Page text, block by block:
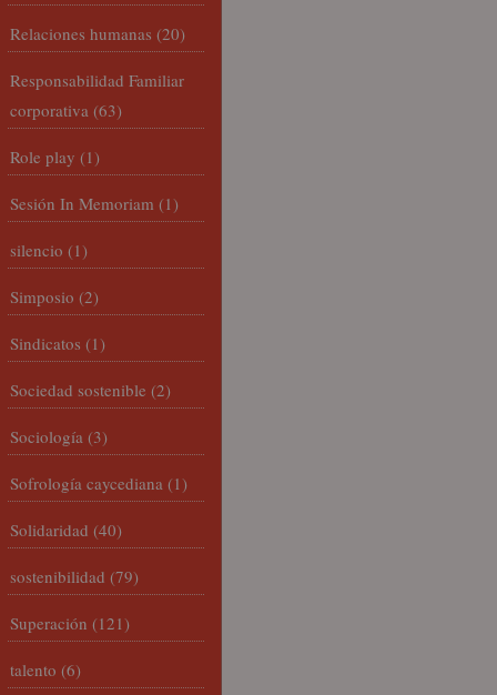
Relaciones humanas (20)
Responsabilidad Familiar
corporativa (63)
Role play (1)
Sesión In Memoriam (1)
silencio (1)
Simposio (2)
Sindicatos (1)
Sociedad sostenible (2)
Sociología (3)
Sofrología caycediana (1)
Solidaridad (40)
sostenibilidad (79)
Superación (121)
talento (6)